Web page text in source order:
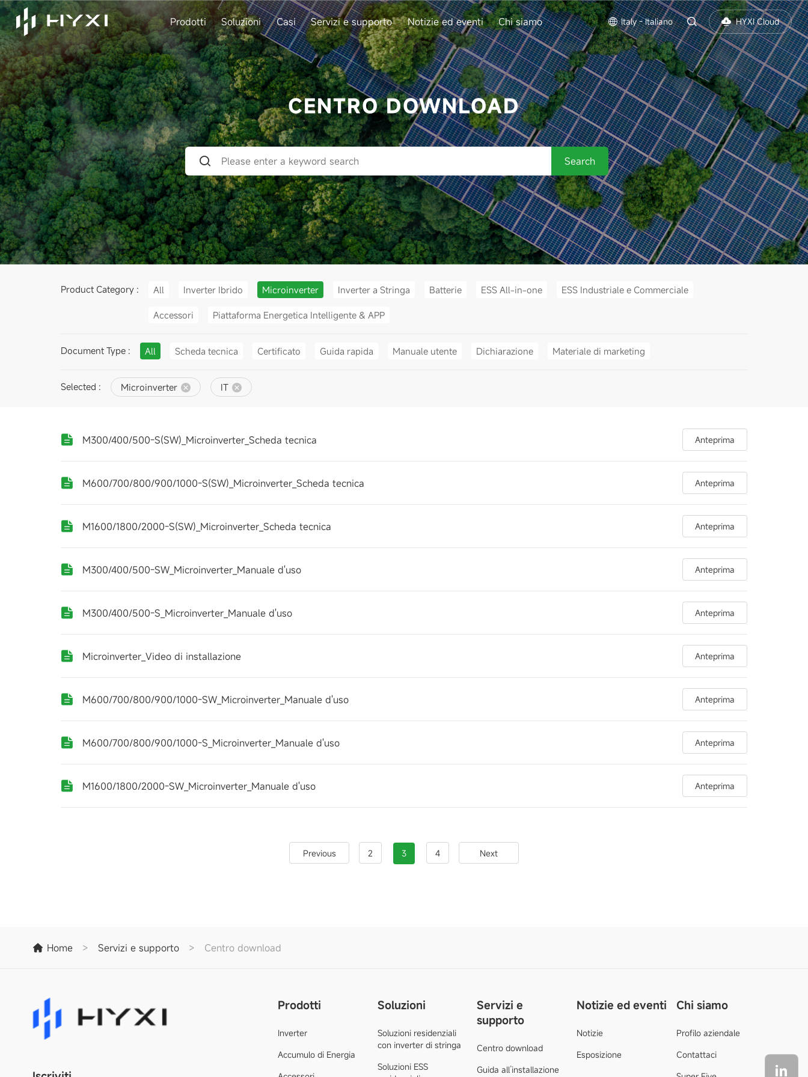
Prodotti Soluzioni Casi Servizi e supporto Notizie ed eventi Chi siamo Italy - Italiano HYXI Cloud
CENTRO DOWNLOAD
Search
Product Category : All Inverter Ibrido Microinverter Inverter a Stringa Batterie ESS All-in-one ESS Industriale e Commerciale
Accessori Piattaforma Energetica Intelligente & APP
Document Type : All Scheda tecnica Certificato Guida rapida Manuale utente Dichiarazione Materiale di marketing
Selected : Microinverter IT
M300/400/500-S(SW)_Microinverter_Scheda tecnica Anteprima
M600/700/800/900/1000-S(SW)_Microinverter_Scheda tecnica Anteprima
M1600/1800/2000-S(SW)_Microinverter_Scheda tecnica Anteprima
M300/400/500-SW_Microinverter_Manuale d'uso Anteprima
M300/400/500-S_Microinverter_Manuale d'uso Anteprima
Microinverter_Video di installazione Anteprima
M600/700/800/900/1000-SW_Microinverter_Manuale d'uso Anteprima
M600/700/800/900/1000-S_Microinverter_Manuale d'uso Anteprima
M1600/1800/2000-SW_Microinverter_Manuale d'uso Anteprima
Previous 2 3 4 Next
Home > Servizi e supporto > Centro download
Prodotti
Inverter
Accumulo di Energia
Soluzioni
Soluzioni residenziali
con inverter di stringa
Soluzioni ESS
Servizi e
supporto
Centro download
Guida all’installazione
Notizie ed eventi
Notizie
Esposizione
Chi siamo
Profilo aziendale
Contattaci